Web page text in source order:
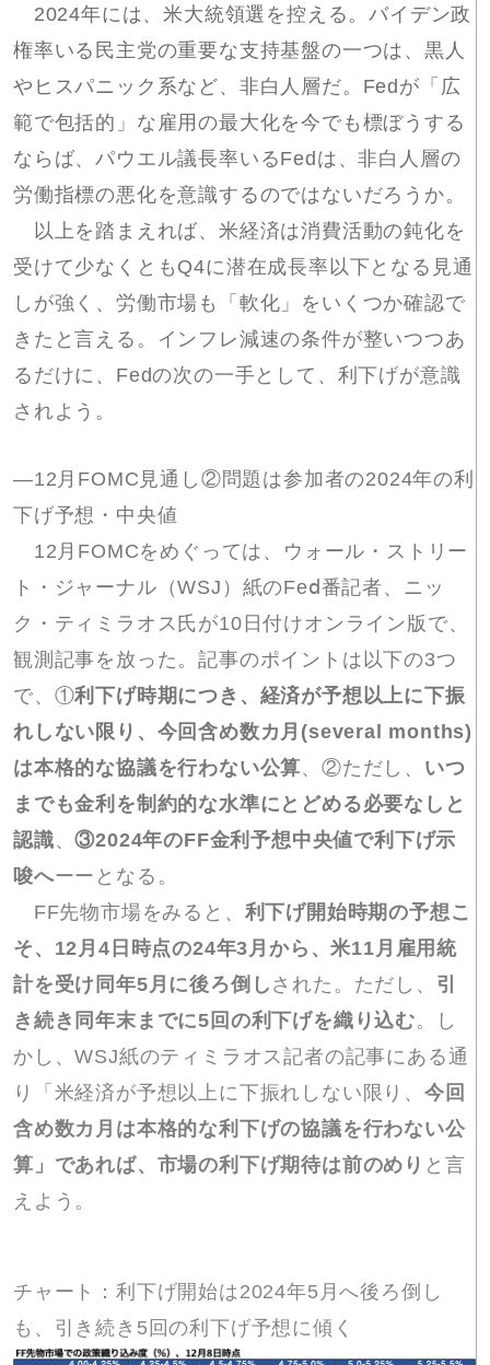
2024年には、米大統領選を控える。バイデン政
権率いる民主党の重要な支持基盤の一つは、黒人
やヒスパニック系など、非白人層だ。Fedが「広
範で包括的」な雇用の最大化を今でも標ぼうする
ならば、パウエル議長率いるFedは、非白人層の
労働指標の悪化を意識するのではないだろうか。
以上を踏まえれば、米経済は消費活動の鈍化を
受けて少なくともQ4に潜在成長率以下となる見通
しが強く、労働市場も「軟化」をいくつか確認で
きたと言える。インフレ減速の条件が整いつつあ
るだけに、Fedの次の一手として、利下げが意識
されよう。
―12月FOMC見通し②問題は参加者の2024年の利
下げ予想・中央値
12月FOMCをめぐっては、ウォール・ストリー
ト・ジャーナル（WSJ）紙のFeⅾ番記者、ニッ
ク・ティミラオス氏が10日付けオンライン版で、
観測記事を放った。記事のポイントは以下の3つ
で、①利下げ時期につき、経済が予想以上に下振
れしない限り、今回含め数カ月(several months)
は本格的な協議を行わない公算、②ただし、 いつ
までも金利を制約的な水準にとどめる必要なしと
認識、③2024年のFF金利予想中央値で利下げ示
唆へーーとなる。
FF先物市場をみると、 利下げ開始時期の予想こ
そ、12月4日時点の24年3月から、米11月雇用統
計を受け同年5月に後ろ倒し された。ただし、 引
き続き同年末までに5回の利下げを織り込む。し
かし、WSJ紙のティミラオス記者の記事にある通
り「米経済が予想以上に下振れしない限り、 今回
含め数カ月は本格的な利下げの協議を行わない公
算」であれば、市場の利下げ期待は前のめり と言
えよう。
チャート：利下げ開始は2024年5月へ後ろ倒し
も、引き続き5回の利下げ予想に傾く